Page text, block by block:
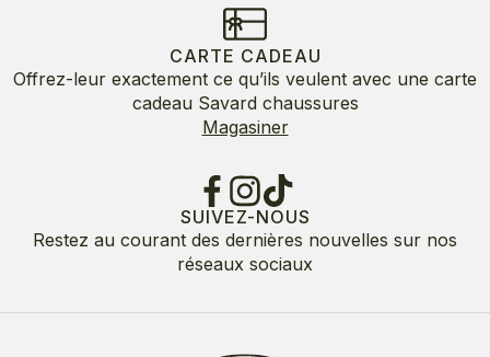
CARTE CADEAU
Offrez-leur exactement ce qu’ils veulent avec une carte
cadeau Savard chaussures
Magasiner
SUIVEZ-NOUS
Restez au courant des dernières nouvelles sur nos
réseaux sociaux